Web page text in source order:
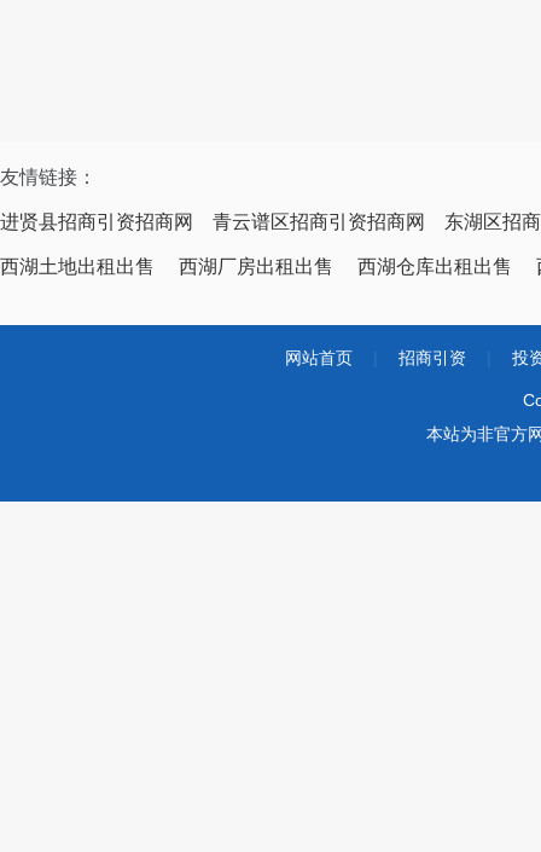
友情链接：
进贤县招商引资招商网 青云谱区招商引资招商网 东湖区招
西湖土地出租出售 西湖厂房出租出售 西湖仓库出租出售
网站首页 招商引资 投
本站为非官方